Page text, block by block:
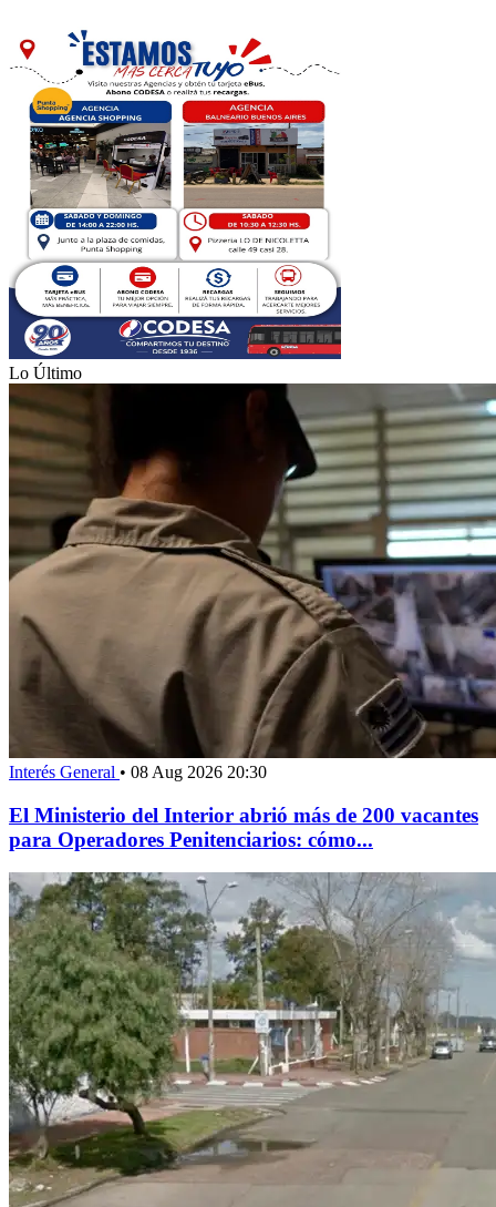
Lo Último
Interés General • 08 Aug 2026 20:30
El Ministerio del Interior abrió más de 200 vacantes
para Operadores Penitenciarios: cómo...